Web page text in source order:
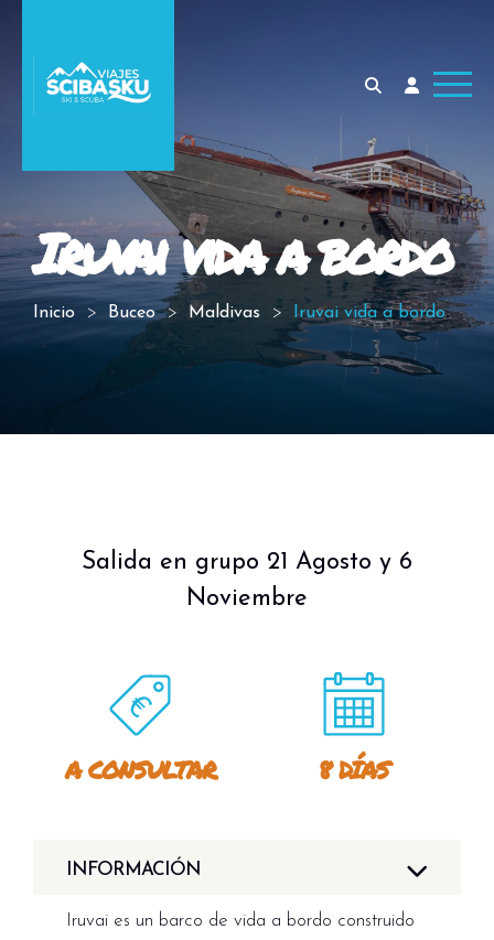
Iruvai vida a bordo
Inicio Buceo Maldivas Iruvai vida a bordo
Salida en grupo 21 Agosto y 6
Noviembre
A CONSULTAR 8 DÍAS
INFORMACIÓN
Iruvai es un barco de vida a bordo construido